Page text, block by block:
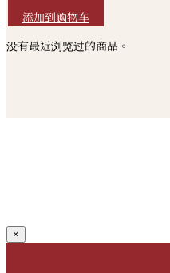
添加到购物车
没有最近浏览过的商品。
×